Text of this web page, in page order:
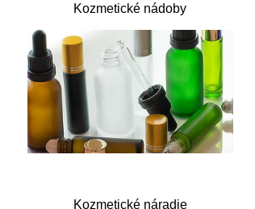
Kozmetické nádoby
Kozmetické náradie